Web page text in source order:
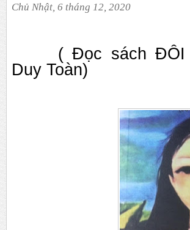
Chủ Nhật, 6 tháng 12, 2020
( Đọc sách ĐÔI
Duy Toàn)